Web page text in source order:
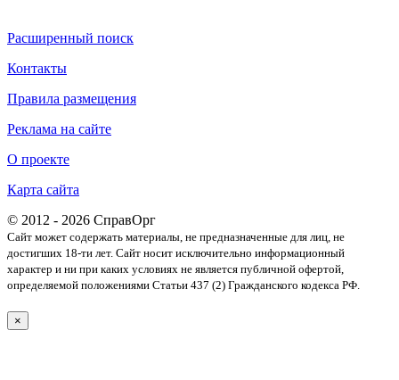
Расширенный поиск
Контакты
Правила размещения
Реклама на сайте
О проекте
Карта сайта
© 2012 - 2026 СправОрг
Сайт может содержать материалы, не предназначенные для лиц, не
достигших 18-ти лет. Cайт носит исключительно информационный
характер и ни при каких условиях не является публичной офертой,
определяемой положениями Статьи 437 (2) Гражданского кодекса РФ.
×